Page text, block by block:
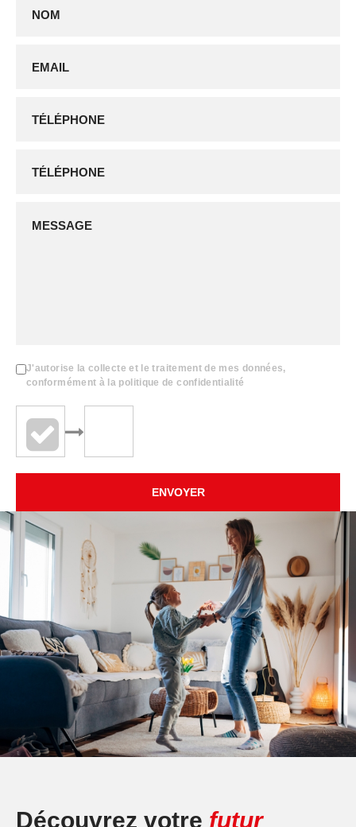
J'autorise la collecte et le traitement de mes données,
conformément à la politique de confidentialité
ENVOYER
Découvrez votre futur